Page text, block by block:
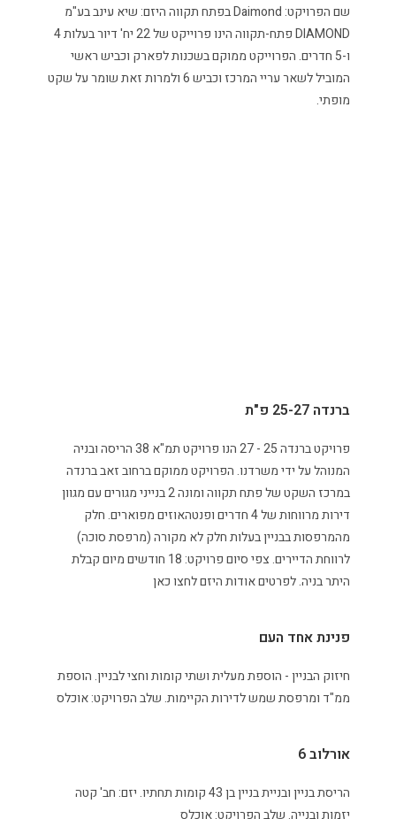
שם הפרויקט: Daimond בפתח תקווה היזם: שיא עינב בע"מ
DIAMOND פתח-תקווה הינו פרוייקט של 22 יח' דיור בעלות 4
ו-5 חדרים. הפרוייקט ממוקם בשכנות לפארק וכביש ראשי
המוביל לשאר עריי המרכז וכביש 6 ולמרות זאת שומר על שקט
מופתי.
ברנדה 25-27 פ"ת
פרויקט ברנדה 25 - 27 הנו פרויקט תמ"א 38 הריסה ובניה
המנוהל על ידי משרדנו. הפרויקט ממוקם ברחוב זאב ברנדה
במרכז השקט של פתח תקווה ומונה 2 בנייני מגורים עם מגוון
דירות מרווחות של 4 חדרים ופנטהאוזים מפוארים. חלק
מהמרפסות בבניין בעלות חלק לא מקורה (מרפסת סוכה)
לרווחת הדיירים. צפי סיום פרויקט: 18 חודשים מיום קבלת
היתר בניה. לפרטים אודות היזם לחצו כאן
פנינת אחד העם
חיזוק הבניין - הוספת מעלית ושתי קומות וחצי לבניין. הוספת
ממ"ד ומרפסת שמש לדירות הקיימות. שלב הפרויקט: אוכלס
אורלוב 6
הריסת בניין ובניית בניין בן 43 קומות תחתיו. יזם: חב' קטה
יזמות ובנייה. שלב הפרויקט: אוכלס